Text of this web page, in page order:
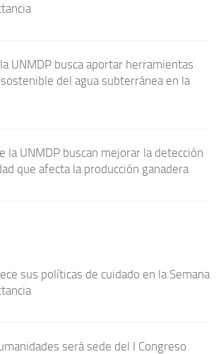
UNMDP busca aportar herramientas
del agua subterránea en la
la UNMDP buscan mejorar la detección
que afecta la producción ganadera
sus políticas de cuidado en la Semana
será sede del I Congreso